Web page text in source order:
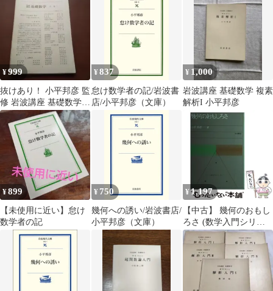
行 重版 ☆数学教育/数
学史/数学者/学習法/数
法/教育論/科学教育/数
aaB115nm17
¥999
抜けあり！ 小平邦彦 監
修 岩波講座 基礎数学
月報のみ 第２次刊行
¥837
怠け数学者の記/岩波書
店/小平邦彦（文庫）
¥ 1,000
岩波講座 基礎数学 複素
解析I 小平邦彦
¥899
【未使用に近い】怠け
数学者の記
¥ 750
幾何への誘い/岩波書店/
小平邦彦（文庫）
¥1,197
【中古】 幾何のおもし
ろさ (数学入門シリー
ズ 7) / 小平邦彦 / 岩波
書店